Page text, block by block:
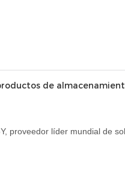
de
proveedor líder mundial de